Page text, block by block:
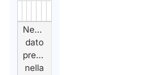
Nessun
dato
presente
nella